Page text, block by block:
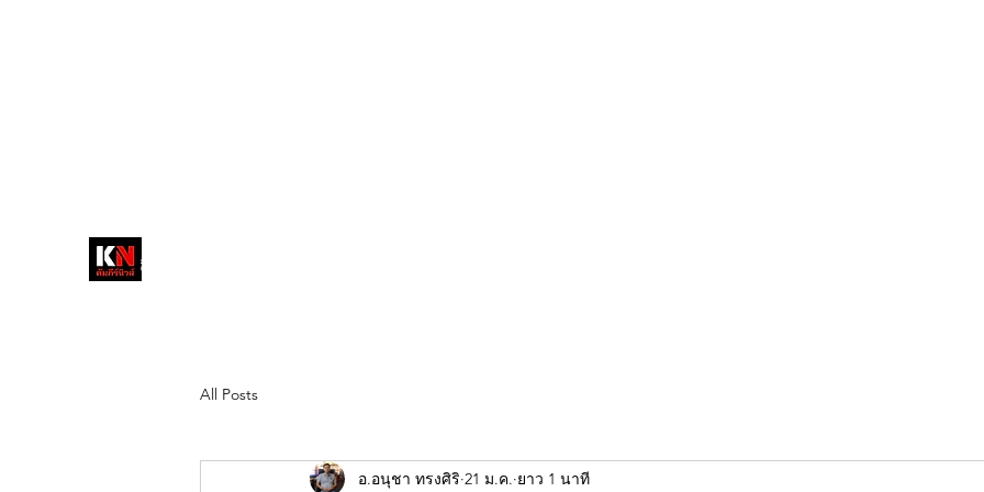
วส์
สื่อลึกวงการสงฆ์ เจาะตรงพระเครื่อง
All Posts
อ.อนุชา ทรงศิริ 21 ม.ค. ยาว 1 นาที